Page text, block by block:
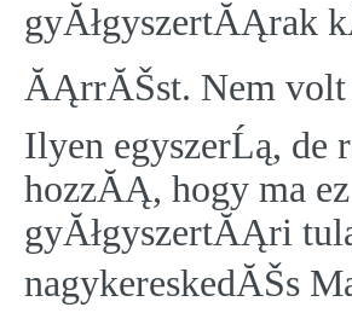
gyĂłgyszertĂĄrak
ĂĄrrĂŠst. Nem volt
Ilyen egyszerĹą, de
hozzĂĄ, hogy ma
gyĂłgyszertĂĄri
nagykereskedĂŠs